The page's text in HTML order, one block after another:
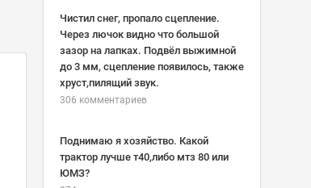
Чистил снег, пропало сцепление.
Через лючок видно что большой
зазор на лапках. Подвёл выжимной
до 3 мм, сцепление появилось, также
хруст,пилящий звук.
306 комментариев
Поднимаю я хозяйство. Какой
трактор лучше т40,либо мтз 80 или
ЮМЗ?